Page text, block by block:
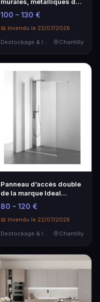
la marque OSKAB H3…
100 – 130 €
📅 Invendu le 22/07/2026
Chantilly
Panneau d’accès double
de la marque Ideal
Stadard conçu pour…
80 – 120 €
📅 Invendu le 22/07/2026
Destockage & Invendus
Chantilly